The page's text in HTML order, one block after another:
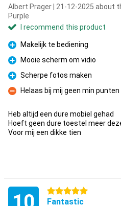
Albert Prager | 21-12-2025 about
Purple
I recommend this product
Pro
Makelijk te bediening
Pro
Mooie scherm om vidio
Pro
Scherpe fotos maken
Con
Helaas bij mij geen min punten
Heb altijd een dure mobiel gehad
Hoeft geen dure toestel meer
Voor mij een dikke tien
5 stars
Fantastic